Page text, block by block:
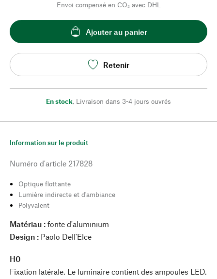
Envoi compensé en CO₂ avec DHL
Ajouter au panier
Retenir
En stock, Livraison dans 3-4 jours ouvrés
Information sur le produit
Numéro d'article 217828
Optique flottante
Lumière indirecte et d'ambiance
Polyvalent
Matériau : fonte d'aluminium
Design : Paolo Dell'Elce
H0
Fixation latérale. Le luminaire contient des ampoules LED.